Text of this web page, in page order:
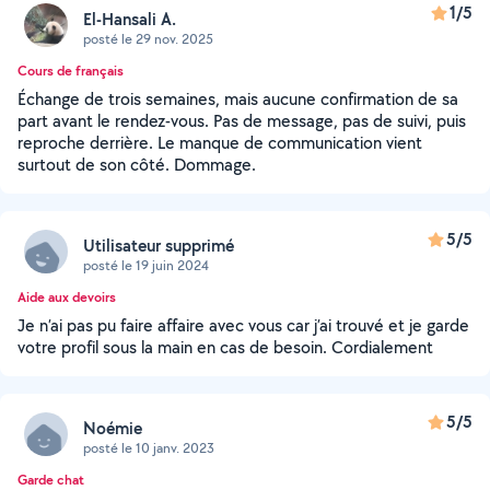
El-Hansali A.
posté le 29 nov. 2025
1/5
Cours de français
Échange de trois semaines, mais aucune confirmation de sa
part avant le rendez-vous. Pas de message, pas de suivi, puis
reproche derrière. Le manque de communication vient
surtout de son côté. Dommage.
Utilisateur supprimé
posté le 19 juin 2024
5/5
Aide aux devoirs
Je n’ai pas pu faire affaire avec vous car j’ai trouvé et je garde
votre profil sous la main en cas de besoin. Cordialement
Noémie
posté le 10 janv. 2023
5/5
Garde chat